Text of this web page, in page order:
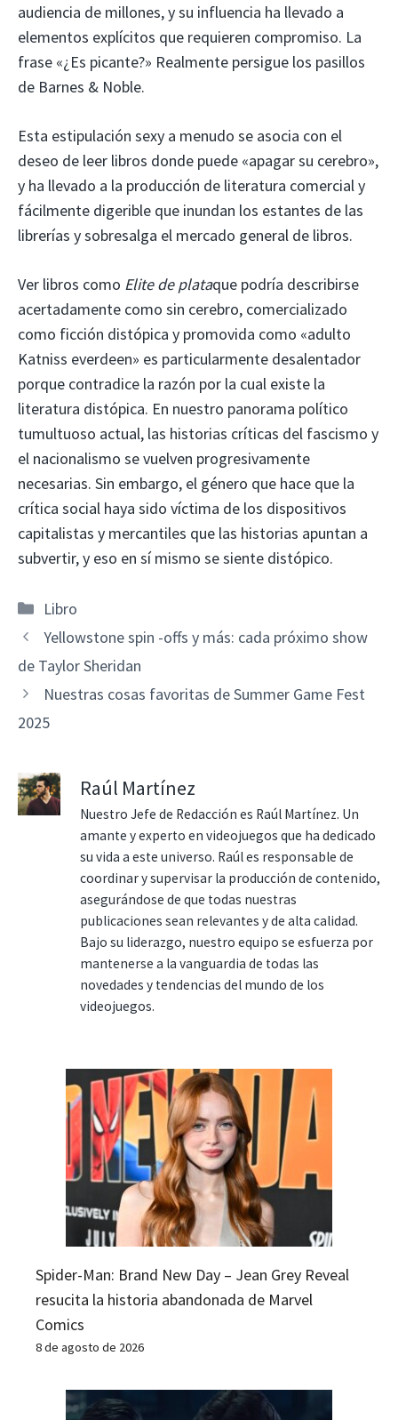
audiencia de millones, y su influencia ha llevado a
elementos explícitos que requieren compromiso. La
frase «¿Es picante?» Realmente persigue los pasillos
de Barnes & Noble.
Esta estipulación sexy a menudo se asocia con el
deseo de leer libros donde puede «apagar su cerebro»,
y ha llevado a la producción de literatura comercial y
fácilmente digerible que inundan los estantes de las
librerías y sobresalga el mercado general de libros.
Ver libros como Elite de plataque podría describirse
acertadamente como sin cerebro, comercializado
como ficción distópica y promovida como «adulto
Katniss everdeen» es particularmente desalentador
porque contradice la razón por la cual existe la
literatura distópica. En nuestro panorama político
tumultuoso actual, las historias críticas del fascismo y
el nacionalismo se vuelven progresivamente
necesarias. Sin embargo, el género que hace que la
crítica social haya sido víctima de los dispositivos
capitalistas y mercantiles que las historias apuntan a
subvertir, y eso en sí mismo se siente distópico.
Categorías
Libro
Yellowstone spin -offs y más: cada próximo show
de Taylor Sheridan
Nuestras cosas favoritas de Summer Game Fest
2025
Raúl Martínez
Nuestro Jefe de Redacción es Raúl Martínez. Un
amante y experto en videojuegos que ha dedicado
su vida a este universo. Raúl es responsable de
coordinar y supervisar la producción de contenido,
asegurándose de que todas nuestras
publicaciones sean relevantes y de alta calidad.
Bajo su liderazgo, nuestro equipo se esfuerza por
mantenerse a la vanguardia de todas las
novedades y tendencias del mundo de los
videojuegos.
Spider-Man: Brand New Day – Jean Grey Reveal
resucita la historia abandonada de Marvel
Comics
8 de agosto de 2026